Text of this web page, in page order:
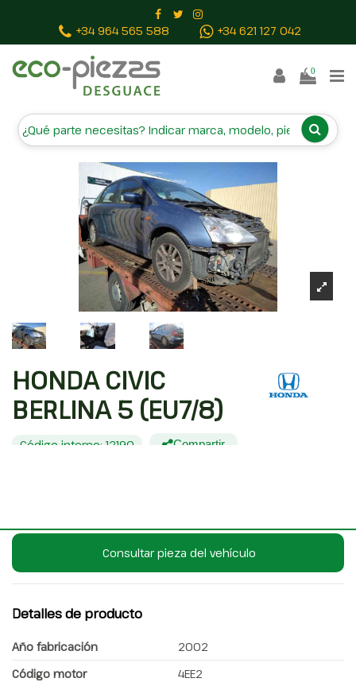
+34 964 565 588 +34 621 127 042
0
HONDA CIVIC BERLINA 5
HONDA CIVIC
BERLINA 5 (EU7/8)
Código interno: 12190 Compartir
Consultar pieza del vehículo
Detalles de producto
Año fabricación
2002
Código motor
4EE2